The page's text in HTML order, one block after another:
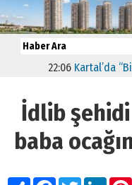
22:06 Kartal’da
İdlib
baba